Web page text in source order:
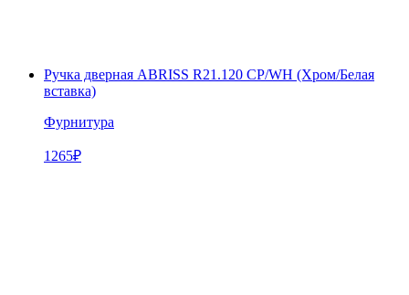
Ручка дверная ABRISS R21.120 CP/WH (Хром/Белая
вставка)
Фурнитура
1265₽